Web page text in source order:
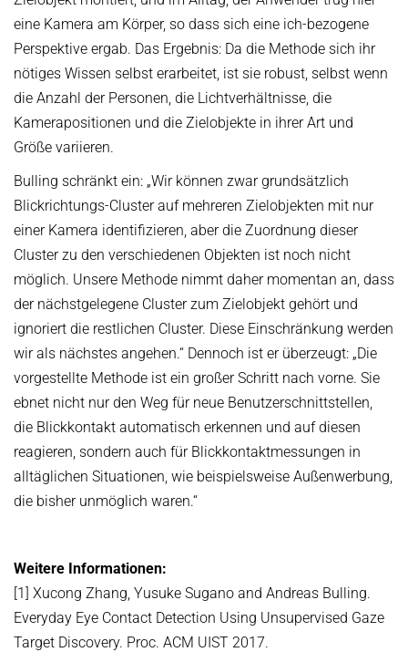
eine Kamera am Körper, so dass sich eine ich-bezogene
Perspektive ergab. Das Ergebnis: Da die Methode sich ihr
nötiges Wissen selbst erarbeitet, ist sie robust, selbst wenn
die Anzahl der Personen, die Lichtverhältnisse, die
Kamerapositionen und die Zielobjekte in ihrer Art und
Größe variieren.
Bulling schränkt ein: „Wir können zwar grundsätzlich
Blickrichtungs-Cluster auf mehreren Zielobjekten mit nur
einer Kamera identifizieren, aber die Zuordnung dieser
Cluster zu den verschiedenen Objekten ist noch nicht
möglich. Unsere Methode nimmt daher momentan an, dass
der nächstgelegene Cluster zum Zielobjekt gehört und
ignoriert die restlichen Cluster. Diese Einschränkung werden
wir als nächstes angehen.“ Dennoch ist er überzeugt: „Die
vorgestellte Methode ist ein großer Schritt nach vorne. Sie
ebnet nicht nur den Weg für neue Benutzerschnittstellen,
die Blickkontakt automatisch erkennen und auf diesen
reagieren, sondern auch für Blickkontaktmessungen in
alltäglichen Situationen, wie beispielsweise Außenwerbung,
die bisher unmöglich waren.“
Weitere Informationen:
[1] Xucong Zhang, Yusuke Sugano and Andreas Bulling.
Everyday Eye Contact Detection Using Unsupervised Gaze
Target Discovery. Proc. ACM UIST 2017.